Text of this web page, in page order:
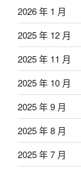
2026 年 1 月
2025 年 12 月
2025 年 11 月
2025 年 10 月
2025 年 9 月
2025 年 8 月
2025 年 7 月